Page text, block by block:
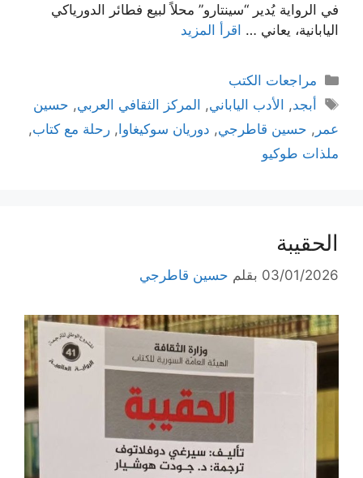
في الرواية يُدير “سينتارو” محلاً لبيع فطائر الدورياكي
اليابانية، يعاني … اقرأ المزيد
التصنيفات
مراجعات الكتب
الوسوم
أبجد, الأدب الياباني, المركز الثقافي العربي, حسين
عمر , حسين قاطرجي, دوريان سوكيغاوا, رحلة مع كتاب,
ملذات طوكيو
الحقيبة
03/01/2026 بقلم حسين قاطرجي